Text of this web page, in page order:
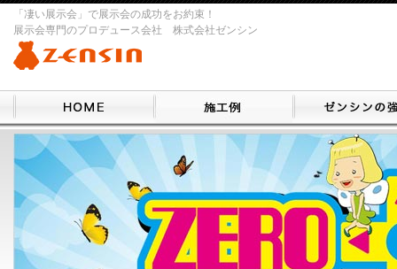
「凄い展示会」で展示会の成功をお約束！
展示会専門のプロデュース会社 株式会社ゼンシン